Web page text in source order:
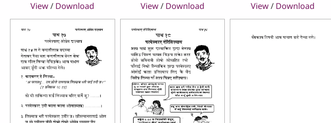
View/ Download View/ Download View/ Download